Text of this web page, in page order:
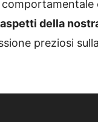
della
preziosi